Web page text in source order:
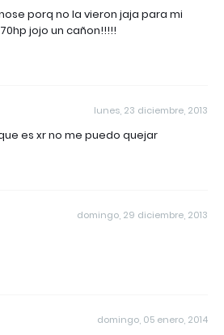
porq no la vieron jaja para mi
jojo un cañon!!!!!
lunes, 23 diciembre, 2013
es xr no me puedo quejar
domingo, 29 diciembre, 2013
domingo, 05 enero, 2014